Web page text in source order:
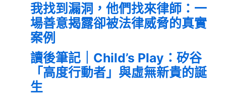
我找到漏洞，他們找來律師：一
場善意揭露卻被法律威脅的真實
案例
讀後筆記｜Child’s Play：矽谷
「高度行動者」與虛無新貴的誕
生